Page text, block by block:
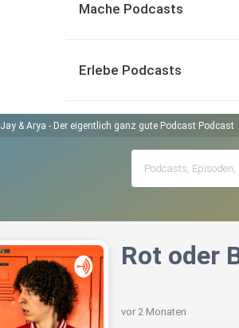
Mache Podcasts
Erlebe Podcasts
Jay & Arya - Der eigentlich ganz gute Podcast Podcast
Rot oder
vor 2 Monaten